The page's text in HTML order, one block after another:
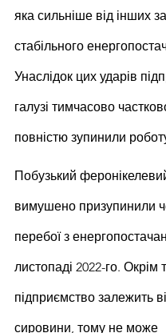
яка сильніше від інших
стабільного
Унаслідок цих ударів
галузі тимчасово
повністю зупинили
Побузький
вимушено призупинили
перебої з
листопаді 2022-го. Окрім
підприємство залежить
сировини, тому не може